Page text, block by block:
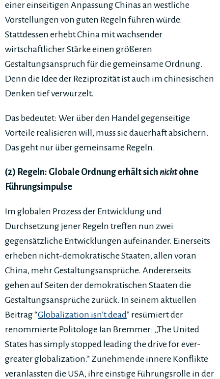
einer einseitigen Anpassung Chinas an westliche
Vorstellungen von guten Regeln führen würde.
Stattdessen erhebt China mit wachsender
wirtschaftlicher Stärke einen größeren
Gestaltungsanspruch für die gemeinsame Ordnung.
Denn die Idee der Reziprozität ist auch im chinesischen
Denken tief verwurzelt.
Das bedeutet: Wer über den Handel gegenseitige
Vorteile realisieren will, muss sie dauerhaft absichern.
Das geht nur über gemeinsame Regeln.
(2) Regeln: Globale Ordnung erhält sich nichtohne
Führungsimpulse
Im globalen Prozess der Entwicklung und
Durchsetzung jener Regeln treffen nun zwei
gegensätzliche Entwicklungen aufeinander. Einerseits
erheben nicht-demokratische Staaten, allen voran
China, mehr Gestaltungsansprüche. Andererseits
gehen auf Seiten der demokratischen Staaten die
Gestaltungsansprüche zurück. In seinem aktuellen
Beitrag “Globalization isn’t dead” resümiert der
renommierte Politologe Ian Bremmer: „The United
States has simply stopped leading the drive for ever-
greater globalization.” Zunehmende innere Konflikte
veranlassten die USA, ihre einstige Führungsrolle in der